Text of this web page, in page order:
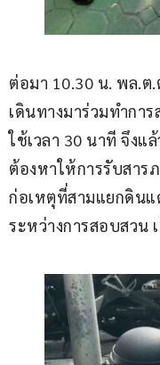
ต่อมา 10.30 น. พล.ต
เดินทางมาร่วมทำกา
ใช้เวลา 30 นาที จึงแ
ต้องหาให้การรับสาร
ก่อเหตุที่สามแยกดินแ
ระหว่างการสอบสวน